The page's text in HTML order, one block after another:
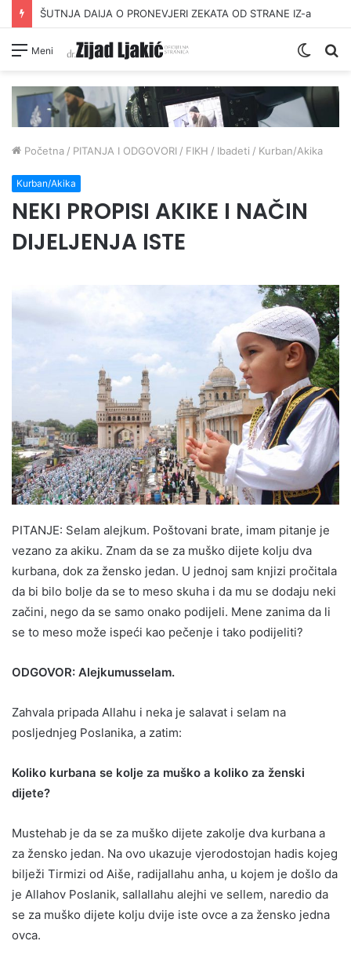
ŠUTNJA DAIJA O PRONEVJERI ZEKATA OD STRANE IZ-a
Meni
Switch
Početna / PITANJA I ODGOVORI / FIKH / Ibadeti / Kurban/Akika
Kurban/Akika
NEKI PROPISI AKIKE I NAČIN
DIJELJENJA ISTE
PITANJE: Selam alejkum. Poštovani brate, imam pitanje je
vezano za akiku. Znam da se za muško dijete kolju dva
kurbana, dok za žensko jedan. U jednoj sam knjizi pročitala
da bi bilo bolje da se to meso skuha i da mu se dodaju neki
začini, nego da se samo onako podijeli. Mene zanima da li
se to meso može ispeći kao pečenje i tako podijeliti?
ODGOVOR: Alejkumusselam.
Zahvala pripada Allahu i neka je salavat i selam na
posljednjeg Poslanika, a zatim:
Koliko kurbana se kolje za muško a koliko za ženski
dijete?
Mustehab je da se za muško dijete zakolje dva kurbana a
za žensko jedan. Na ovo ukazuje vjerodostojan hadis kojeg
bilježi Tirmizi od Aiše, radijallahu anha, u kojem je došlo da
je Allahov Poslanik, sallallahu alejhi ve sellem, naredio da
se za muško dijete kolju dvije iste ovce a za žensko jedna
ovca.